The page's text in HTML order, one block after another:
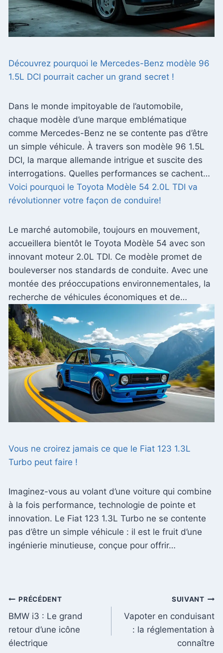
Découvrez pourquoi le Mercedes-Benz modèle 96
1.5L DCI pourrait cacher un grand secret !
Dans le monde impitoyable de l’automobile,
chaque modèle d’une marque emblématique
comme Mercedes-Benz ne se contente pas d’être
un simple véhicule. À travers son modèle 96 1.5L
DCI, la marque allemande intrigue et suscite des
interrogations. Quelles performances se cachent…
Voici pourquoi le Toyota Modèle 54 2.0L TDI va
révolutionner votre façon de conduire!
Le marché automobile, toujours en mouvement,
accueillera bientôt le Toyota Modèle 54 avec son
innovant moteur 2.0L TDI. Ce modèle promet de
bouleverser nos standards de conduite. Avec une
montée des préoccupations environnementales, la
recherche de véhicules économiques et de…
Vous ne croirez jamais ce que le Fiat 123 1.3L
Turbo peut faire !
Imaginez-vous au volant d’une voiture qui combine
à la fois performance, technologie de pointe et
innovation. Le Fiat 123 1.3L Turbo ne se contente
pas d’être un simple véhicule : il est le fruit d’une
ingénierie minutieuse, conçue pour offrir…
Navigation
de
l’article
PRÉCÉDENT
BMW i3 : Le grand
retour d’une icône
électrique
SUIVANT
Vapoter en conduisant
: la réglementation à
connaître